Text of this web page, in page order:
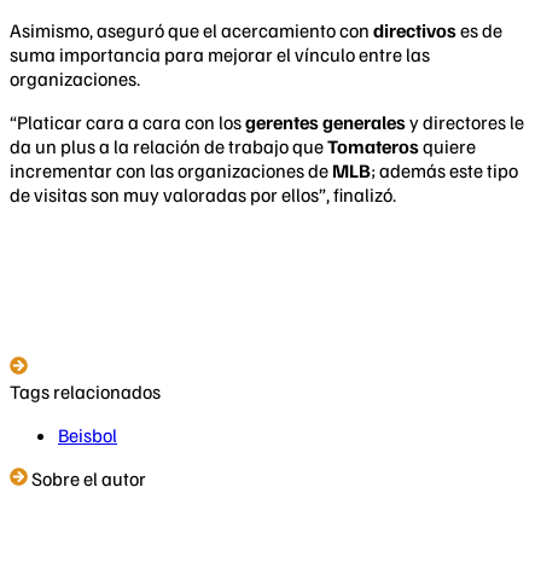
Asimismo, aseguró que el acercamiento con directivoses de
suma importancia para mejorar el vínculo entre las
organizaciones.
“Platicar cara a cara con losgerentes generalesy directores le
da un plus a la relación de trabajo queTomaterosquiere
incrementar con las organizaciones de MLB; además este tipo
de visitas son muy valoradas por ellos”, finalizó.
Tags relacionados
Beisbol
Sobre el autor